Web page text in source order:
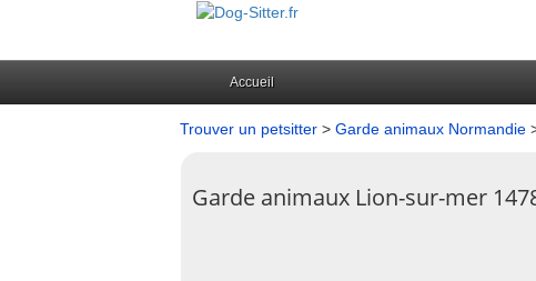
Accueil
Trouver un petsitter > Garde animaux Normandie
Garde animaux Lion-sur-mer